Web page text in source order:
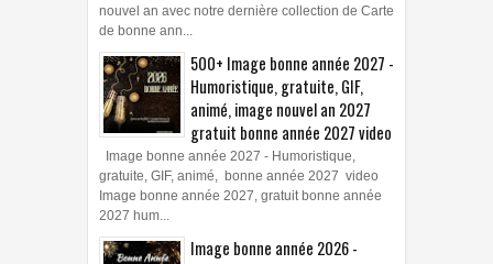
nouvel an avec notre dernière collection de Carte
de bonne ann...
500+ Image bonne année 2027 -
Humoristique, gratuite, GIF,
animé, image nouvel an 2027
gratuit bonne année 2027 video
Image bonne année 2027 - Humoristique,
gratuite, GIF, animé, bonne année 2027 video
Image bonne année 2027, gratuit bonne année
2027 hum...
Image bonne année 2026 -